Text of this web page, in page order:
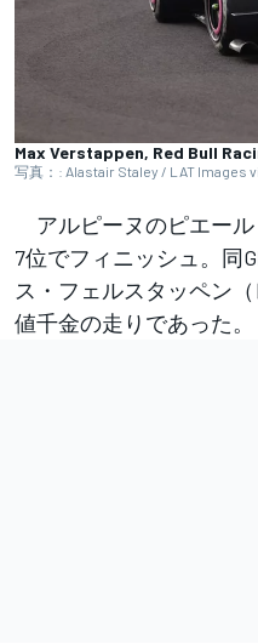
Max Verstappen, Red Bull
写真：: Alastair Staley / LAT Images
アルピーヌのピエール
7位でフィニッシュ。同
ス・フェルスタッペン
値千金の走りであった。